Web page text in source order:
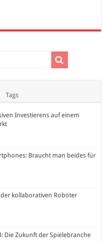
Tags
Investierens auf einem
Braucht man beides für
kollaborativen Roboter
Die Zukunft der Spielebranche